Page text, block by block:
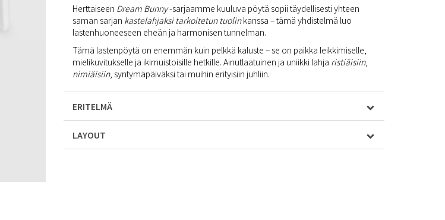
Herttaiseen Dream Bunny-sarjaamme kuuluva pöytä sopii täydellisesti yhteen
saman sarjan kastelahjaksi tarkoitetun tuolinkanssa – tämä yhdistelmä luo
lastenhuoneeseen eheän ja harmonisen tunnelman.
Tämä lastenpöytä on enemmän kuin pelkkä kaluste – se on paikka leikkimiselle,
mielikuvitukselle ja ikimuistoisille hetkille. Ainutlaatuinen ja uniikki lahja ristiäisiin,
nimiäisiin, syntymäpäiväksi tai muihin erityisiin juhliin.
ERITELMÄ
LAYOUT